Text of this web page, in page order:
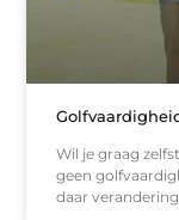
Wil je graag
geen
daar